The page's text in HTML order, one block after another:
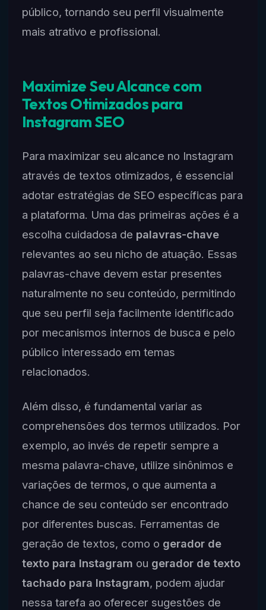
público, tornando seu perfil visualmente
mais atrativo e profissional.
Maximize Seu Alcance com
Textos Otimizados para
Instagram SEO
Para maximizar seu alcance no Instagram
através de textos otimizados, é essencial
adotar estratégias de SEO específicas para
a plataforma. Uma das primeiras ações é a
escolha cuidadosa de palavras-chave
relevantes ao seu nicho de atuação. Essas
palavras-chave devem estar presentes
naturalmente no seu conteúdo, permitindo
que seu perfil seja facilmente identificado
por mecanismos internos de busca e pelo
público interessado em temas
relacionados.
Além disso, é fundamental variar as
comprehensões dos termos utilizados. Por
exemplo, ao invés de repetir sempre a
mesma palavra-chave, utilize sinônimos e
variações de termos, o que aumenta a
chance de seu conteúdo ser encontrado
por diferentes buscas. Ferramentas de
geração de textos, como o gerador de
texto para Instagram ou gerador de texto
tachado para Instagram, podem ajudar
nessa tarefa ao oferecer sugestões de